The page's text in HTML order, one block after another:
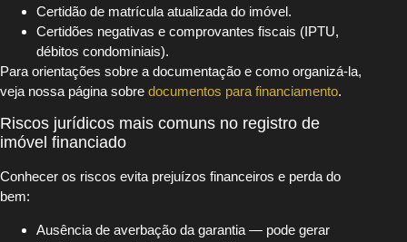
Certidão de matrícula atualizada do imóvel.
Certidões negativas e comprovantes fiscais (IPTU,
débitos condominiais).
Para orientações sobre a documentação e como organizá-la,
veja nossa página sobre documentos para financiamento.
Riscos jurídicos mais comuns no registro de
imóvel financiado
Conhecer os riscos evita prejuízos financeiros e perda do
bem:
Ausência de averbação da garantia — pode gerar